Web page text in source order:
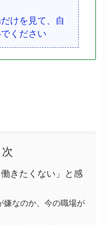
けを見て、自
ください
次
きたくない」と感
嫌なのか、今の職場が